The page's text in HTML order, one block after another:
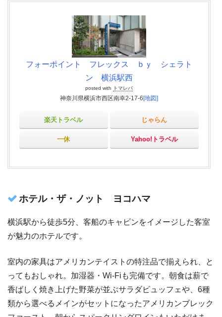
フォーポイント フレックス ｂｙ シェラト
ン 横浜駅西
posted with トマレバ
神奈川県横浜市西区南幸2-17-6[地図]
楽天トラベル じゃらん
一休 Yahoo!トラベル
ホテル・ザ・ノット ヨコハマ
横浜駅から徒歩5分、客船のキャビンをイメージした客室
が魅力のホテルです。
室内の家具はアメリカンテイストの特注品で揃えられ、と
ってもおしゃれ。加湿器・Wi-Fiも完備です。朝食は薪で
香ばしく焼き上げた野菜が並ぶサラダビュッフェや、6種
類から選べるメインがセットになったアメリカンブレック